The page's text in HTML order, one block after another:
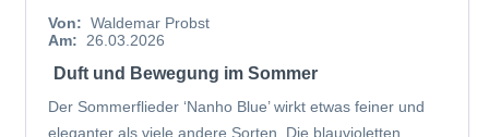
Von: Waldemar Probst
Am:
26.03.2026
Duft und Bewegung im Sommer
Der Sommerflieder ‘Nanho Blue’ wirkt etwas feiner und
eleganter als viele andere Sorten. Die blauvioletten